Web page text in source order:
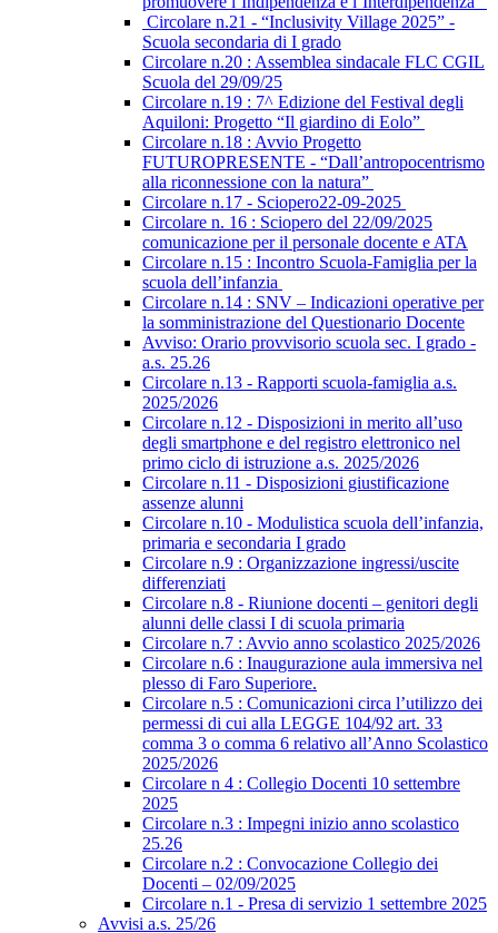
Circolare n.21 - “Inclusivity Village 2025” -
Scuola secondaria di I grado
Circolare n.20 : Assemblea sindacale FLC CGIL
Scuola del 29/09/25
Circolare n.19 : 7^ Edizione del Festival degli
Aquiloni: Progetto “Il giardino di Eolo”
Circolare n.18 : Avvio Progetto
FUTUROPRESENTE - “Dall’antropocentrismo
alla riconnessione con la natura”
Circolare n.17 - Sciopero22-09-2025
Circolare n. 16 : Sciopero del 22/09/2025
comunicazione per il personale docente e ATA
Circolare n.15 : Incontro Scuola-Famiglia per la
scuola dell’infanzia
Circolare n.14 : SNV – Indicazioni operative per
la somministrazione del Questionario Docente
Avviso: Orario provvisorio scuola sec. I grado -
a.s. 25.26
Circolare n.13 - Rapporti scuola-famiglia a.s.
2025/2026
Circolare n.12 - Disposizioni in merito all’uso
degli smartphone e del registro elettronico nel
primo ciclo di istruzione a.s. 2025/2026
Circolare n.11 - Disposizioni giustificazione
assenze alunni
Circolare n.10 - Modulistica scuola dell’infanzia,
primaria e secondaria I grado
Circolare n.9 : Organizzazione ingressi/uscite
differenziati
Circolare n.8 - Riunione docenti – genitori degli
alunni delle classi I di scuola primaria
Circolare n.7 : Avvio anno scolastico 2025/2026
Circolare n.6 : Inaugurazione aula immersiva nel
plesso di Faro Superiore.
Circolare n.5 : Comunicazioni circa l’utilizzo dei
permessi di cui alla LEGGE 104/92 art. 33
comma 3 o comma 6 relativo all’Anno Scolastico
2025/2026
Circolare n 4 : Collegio Docenti 10 settembre
2025
Circolare n.3 : Impegni inizio anno scolastico
25.26
Circolare n.2 : Convocazione Collegio dei
Docenti – 02/09/2025
Circolare n.1 - Presa di servizio 1 settembre 2025
Avvisi a.s. 25/26